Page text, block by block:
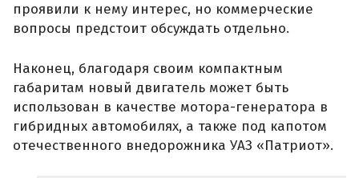
проявили к нему интерес, но коммерческие
вопросы предстоит обсуждать отдельно.
Наконец, благодаря своим компактным
габаритам новый двигатель может быть
использован в качестве мотора-генератора в
гибридных автомобилях, а также под капотом
отечественного внедорожника УАЗ «Патриот».